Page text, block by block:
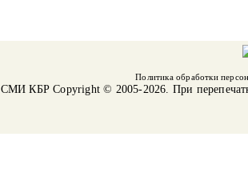
Политика обработки
СМИ КБРCopyright © 2005-2026. При